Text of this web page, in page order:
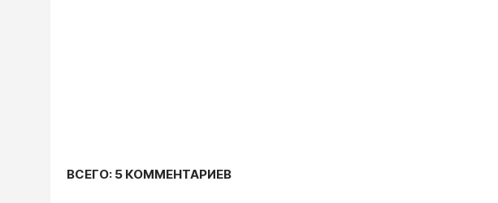
ВСЕГО: 5 КОММЕНТАРИЕВ